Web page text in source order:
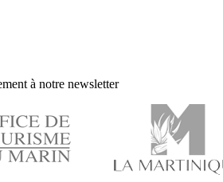
à notre newsletter